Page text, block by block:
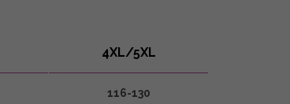
4XL/5XL
116-130